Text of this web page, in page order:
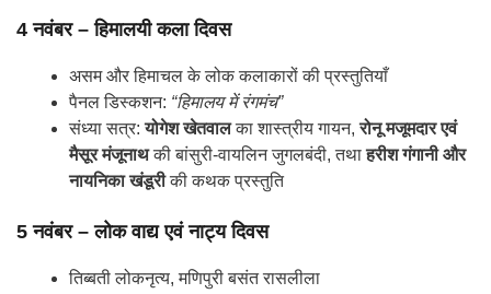
4 नवंबर – हिमालयी कला दिवस
असम और हिमाचल के लोक कलाकारों की प्रस्तुतियाँ
पैनल डिस्कशन: “हिमालय में रंगमंच”
संध्या सत्र:योगेश खेतवालका शास्त्रीय गायन,रोनू मजूमदार एवं
मैसूर मंजूनाथकी बांसुरी-वायलिन जुगलबंदी, तथाहरीश गंगानी और
नायनिका खंडूरीकी कथक प्रस्तुति
5 नवंबर – लोक वाद्य एवं नाट्य दिवस
तिब्बती लोकनृत्य, मणिपुरी बसंत रासलीला